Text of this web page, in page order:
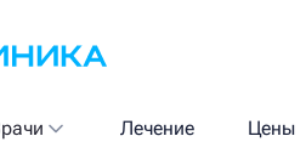
Лечение Цены